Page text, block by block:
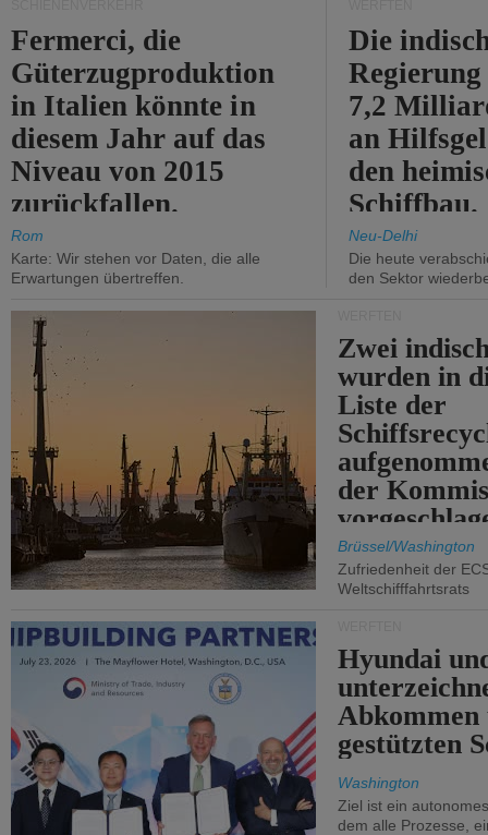
Fermerci, die
Güterzugproduktion
in Italien könnte in
diesem Jahr auf das
Niveau von 2015
zurückfallen.
Rom
Karte: Wir stehen vor Daten, die alle
Erwartungen übertreffen.
Die
7,2
an
den
Schiffbau.
Neu-Delhi
Die heute
den Sektor
Zwei
wurden in
Liste der
der
Brüssel/Washington
Zufriedenheit der
Weltschifffahrtsrats
Hyundai
gestützten
Washington
Ziel ist ein
dem alle Prozesse,